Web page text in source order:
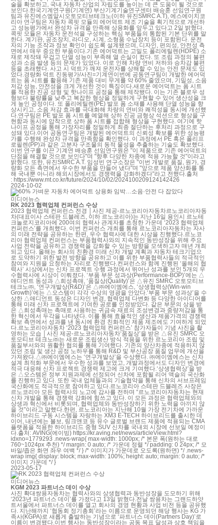
술을 확보하고, 국내 자동차 산업의 자립도를 높이는 데 큰 도움이 될 것으로
보인다.한국기계연구원(기계연) 부산기계기술연구센터 배승훈 선임연구원
팀과 유진에스엠알시오토모티브테크노(이하 유진SMRC A.T), 에스에이치코
리아 연구팀은 자동차 콕핏 모듈의 에어덕트 제조 기술을 획기적으로 개선하
고 성능평가에서 완성차 규격을 만족해 상용화를 앞두고 있다고 2일 밝혔다.
콕핏 모듈은 자동차 운전석을 구성하는 핵심 부품들의 통합된 기본 단위를 말
한다. 계기판, 공조장치, 라디오, 시계, 소형품 수납장치 등이 포함된다. 운전
자의 기능 조작과 정보 확인이 쉽도록 설계됐으며, 디자인, 편의성, 안전성 측
면에서 매우 중요한 부품이다.기존 에어덕트는 고밀도 폴리에틸렌(HDPE) 소
재로 제작돼 무겁고 단열 성능이 부족해 열 손실이 컸다. 또 조립 과정의 불편
성과 소음 발생 등의 문제가 있었다. 이로 인해 차량 연비 저하와 승차감 불편
등을 초래했다. 사고 시 덕트가 깨져 운전자를 상해할 수 있는 안전 문제도 있
었다.경량화 덕트 진동평가/사진=기계연이번에 공동연구팀이 개발한 에어덕
트는 폼 시트를 활용해 기존 제품 대비 무게를 약 60% 줄였으며, 기밀성, 소음
저감 성능, 안전성을 크게 개선한 것이 특징이다.새로운 에어덕트는 폼 시트
를 적용한 진공 성형 및 핫나이프 공정을 통해 제작됐다. 이는 기존 블로우 성
형보다 불량률을 낮추고 복잡한 형상을 정밀하게 구현할 수 있어 생산성을 크
게 높인 공정이다. 또 폴리에틸렌(PE) 발포 폼 소재를 사용해 단열 성능을 향
상시키고, 소음 저감 효과를 극대화해 차량의 연비와 쾌적성을 동시에 개선했
다.연구팀은 PE 발포 폼 시트를 예열해 상하 진공 금형상 석션으로 형상을 구
현함과 동시에 압착으로 상하 폼 시트를 접합해 형상을 구현했다. 여기에 핫
나이프 공정을 통해 가장자리를 정밀하게 최종 절단하는 후처리 과정으로 구
성돼 있다.이어 공동연구팀은 개발된 에어덕트의 신뢰성 확보를 위한 성능평
가를 수행해 완성차 규격을 만족함을 확인했다. 이 과정에서 PE 혹은 폴리프
로필렌(PP)과 같은 고분자 구조물의 동적 물성을 추출하는 기술도 확보했다.
이번 연구를 이끈 기계연 배승훈 선임연구원은 "이 제품으로 기존 에어덕트의
단점을 해결할 것으로 보인다"며 "향후 다양한 차종에 적용 가능할 것"이라고
밝혔다. 또한, 유진SMRC A.T. 임성빈 연구소장은 "이번 개발로 품질, 원가, 경
량화 모든 측면에서 우수한 부품을 만들어 냈다"며 "앞으로 제품 양산화를 통
해 국내뿐 아니라 해외시장에서도 경쟁력을 강화하겠다"라고 전했다.출처
: https://www.mt.co.kr/future/2024/10/02/2024100209124142426
2024-10-02
미디어뉴스
RK 2023 협력업체 컨퍼런스 수상
2023 협력업체 컨퍼런스 전경 │사진 제공-르노코리아자동차르노코리아자동
차(대표이사 스테판 드블레즈, 이하 르노코리아)는 지난 16일 용인시 르노테
크놀로지코리아에 200여의 협력사 관계자를 초청한 가운데 ‘2023 협력업체
컨퍼런스’를 개최했다. 이번 컨퍼런스 개최를 통해 르노코리아자동차는 자사
의 미래 전략을 공유하는 한편, 우수 협력사에 대한 시상을 진행했다.르노코
리아 협력업체 컨퍼런스는 부품협력사와의 지속적인 동반성장을 위해 주요
사업 전략을 공유하고 경쟁력을 강화할 수 있는 방향을 모색하고자 매년 개최
되고 있다. 올해는 회사의 친환경 미래 신차 개발 계획과 자동차 테크기업으
로 도약하기 위한 발전 방향을 공유하고 이를 위한 부품협력사들의 적극적인
참여와 지원을 요청하는 자리로 진행됐다.컨퍼런스와 함께 진행된 ‘올해의 협
력사’ 시상에서는 신차 프로젝트 수행 과정에서 뛰어난 성과를 보인 5개의 우
수협력사에 시상이 이뤄졌다. ‘부품 부문 성과상(Performance-BOP)’에는 △
애디언트 동성과 △희성촉매, ‘품질상(Quality)’은 △유진 SMRC 오토모티브
테크노㈜, ‘연구개발상(R&D)’은 △㈜에이엠에스, ‘상생협력상(Win-win
Growth)’에는 △오스템이 각각 수상의 영광을 안았다.‘부품 부문 성과상’을 수
상한 △애디언트 동성은 디자인 변경, 협력업체 다변화 등 다양한 아이디어를
통해 미래 신차 프로젝트에 기여한 공로를 인정받았다. 같은 부문의 상을 받
은 △희성촉매는 촉매로 사용하는 귀금속 재료의 조성변경과 중량저감을 통
한 혁신에서 두각을 나타냈다. 이를 통해 효율적인 생산과 제품가격의 경쟁력
확보 측면에서 성과를 낸 동시에 환경 친화적인 제품 제조에도 기여하게 되었
다.르노코리아자동차 ‘2023 협력업체 컨퍼런스’ 참가자들이 기념 사진을 촬
영하는 모습 │사진 제공-르노코리아자동차‘품질상’을 받은 △유진 SMRC 오
토모티브 테크노㈜는 새로운 조립생산 방식 적용을 위한 르노코리아 조립 및
품질부서와의 원활한 협의를 통해 기여했다. 기존의 양산차종에 적용하지 않
았던 조립 및 생산 공정 노하우를 통해 R&D 및 부산공장 품질 업무에 개선을
가져왔다.△㈜에이엠에스는 ‘연구개발상’을 수상했다. ㈜에이엠에스는 신차
설계 최적화 부문에서 우수한 성과를 보였고, 개발과정에서도 디자인 변경에
적극 대응해 신차 프로젝트 경쟁력 제고에 크게 기여했다.‘상생협력상’을 받
은 △오스템은 정부 지원과제에 선정되어 신차에 포함될 리어 액슬의 국산화
를 진행하고 있다. 또한 국내 업체들과의 기술협약을 통해 신차의 서브프레임
국산화에도 적극적으로 참여하고 있다.르노코리아 스테판 드블레즈 사장은
르노코리아 모든 협력사의 노고에 감사를 전하며 “르노코리아자동차는 현재
신차 개발을 통해 경쟁력 강화에 힘쓰고 있다. 이 모든 과정은 협력업체와의
상생과 혁신에서 비롯되며, 협력업체와 동반성장하기 위한 노력을 아끼지 않
을 것”이라고 말했다.한편, 르노코리아는 지난해 10월 가장 전기차에 가까운
하이브리드 구동 시스템을 자랑하는 XM3 E-TECH 하이브리드를 출시한 데
이어, 내년에는 볼보, 링크앤코 등 유수 글로벌 브랜드 제품에 적용되는 CMA
플랫폼을 적용한 하이브리드 중형 SUV 신차를 국내외 시장에 선보일 예정이
다.출처: AVING(에이빙) https://kr.aving.net/news/articleView.html?
idxno=1779293 .news-wrap{ max-width: 1000px; /* 본문 폭(원하는 대로
760~1024px 추천) */ margin: 0 auto; /* 가운데 정렬 */ padding: 0 24px; /* 모
바일/좁은 화면 좌우 여백 */ } /* 이미지가 가운데로 오도록(원하면) */ .news-
wrap img{ display: block; max-width: 100%; height: auto; margin: 0 auto; /*
이미지 가운데 */ }
2023-05-17
미디어뉴스
KGM 2023 파트너스 데이 수상
사진 확대쌍용자동차는 협력사와의 상생협력과 동반성장을 도모하기 위해
‘2023년 파트너스 데이’를 가졌다고 13일 밝혔다.전날 쌍용차는 그랜드하얏
트서울에서 파트너스 데이를 열고 회사의 경영 현황과 사업 비전 등을 공유했
다. 지난해까지 ‘협동회 정기총회’라는 이름으로 운영되던 해당 행사는 KG 가
족사(KGPA)로 새롭게 출발하는 기념으로 ‘파트너스 데이(Partners Day)’로
이름이 변경됐다.이번 행사는 동반성장이라는 공동 목표 달성과 상호 책임을